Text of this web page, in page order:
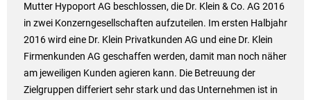
Mutter Hypoport AG beschlossen, die Dr. Klein & Co. AG 2016
in zwei Konzerngesellschaften aufzuteilen. Im ersten Halbjahr
2016 wird eine Dr. Klein Privatkunden AG und eine Dr. Klein
Firmenkunden AG geschaffen werden, damit man noch näher
am jeweiligen Kunden agieren kann. Die Betreuung der
Zielgruppen differiert sehr stark und das Unternehmen ist in